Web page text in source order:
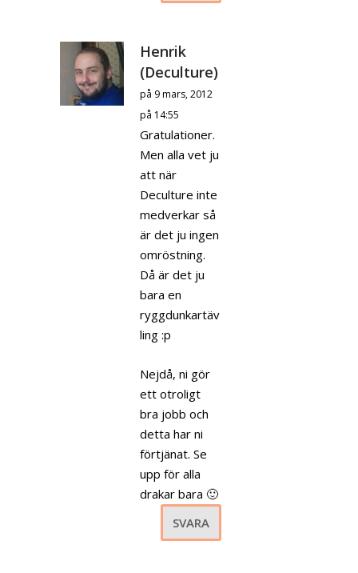
Henrik
(Deculture)
på 9 mars, 2012
på 14:55
Gratulationer.
Men alla vet ju
att när
Deculture inte
medverkar så
är det ju ingen
omröstning.
Då är det ju
bara en
ryggdunkartäv
ling :p
Nejdå, ni gör
ett otroligt
bra jobb och
detta har ni
förtjänat. Se
upp för alla
drakar bara 🙂
SVARA